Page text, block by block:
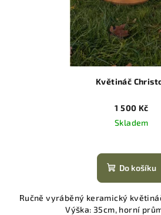
Květináč
1 500 Kč
Skladem
Do košíku
Ručně vyráběný keramický
Výška: 35cm, horní